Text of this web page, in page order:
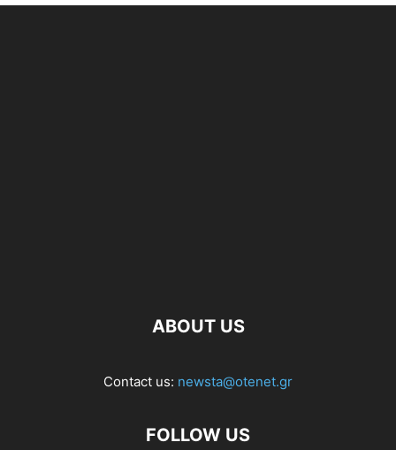
ABOUT US
Contact us: newsta@otenet.gr
FOLLOW US